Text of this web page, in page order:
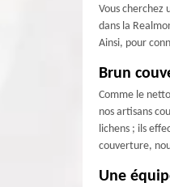
Vous cherchez
dans la
Ainsi, pour
Brun
Comme le
nos artisans
lichens ; ils
couverture,
Une